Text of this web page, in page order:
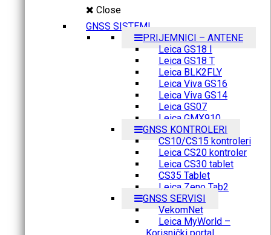
Close
GNSS SISTEMI
PRIJEMNICI – ANTENE
Leica GS18 I
Leica GS18 T
Leica BLK2FLY
Leica Viva GS16
Leica Viva GS14
Leica GS07
Leica GMX910
GNSS KONTROLERI
CS10/CS15 kontroleri
Leica CS20 kontroler
Leica CS30 tablet
CS35 Tablet
Leica Zeno Tab2
GNSS SERVISI
VekomNet
Leica MyWorld –